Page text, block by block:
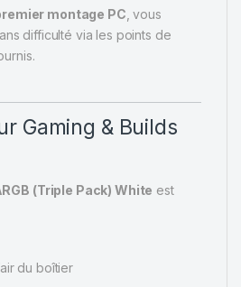
montage PC , vous
difficulté via les points de
Gaming & Builds
(Triple Pack) White est
du boîtier